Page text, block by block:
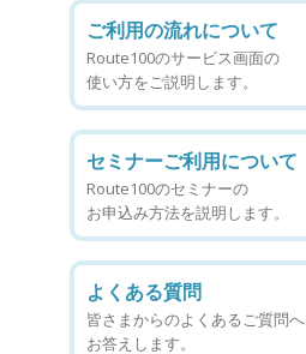
ご利用の流れについて
Route100のサービス画面の
使い方をご説明します。
セミナーご利用について
Route100のセミナーの
お申込み方法を説明します。
よくある質問
皆さまからのよくあるご質問へ
お答えします。